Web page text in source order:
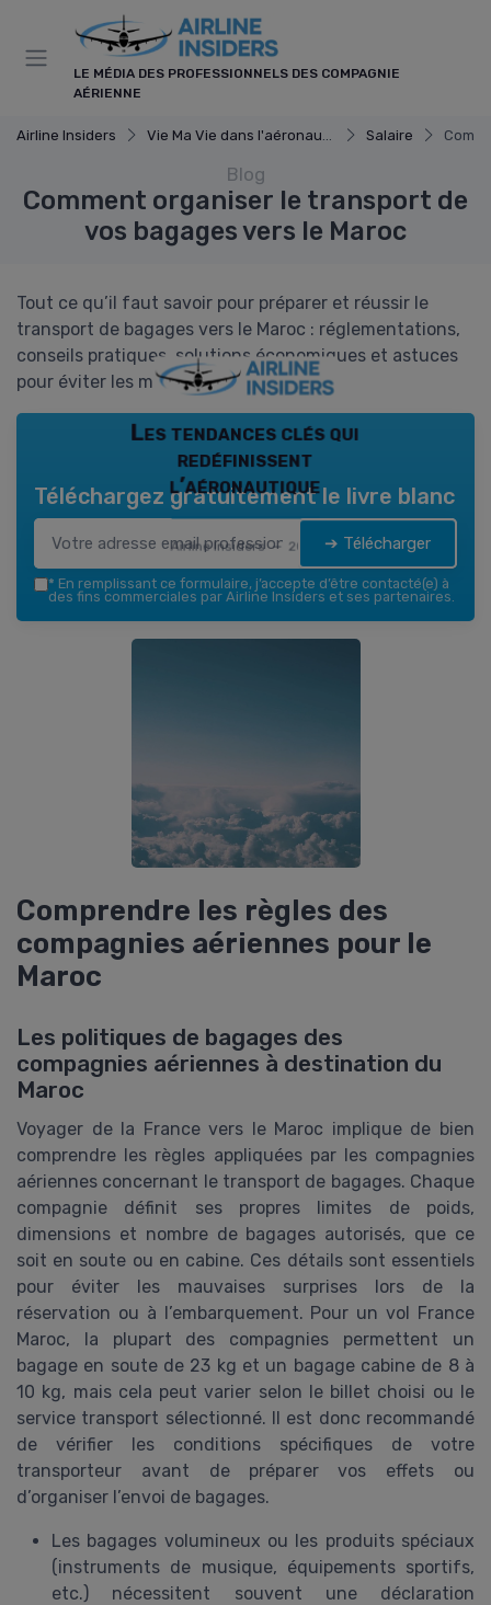
LE MÉDIA DES PROFESSIONNELS DES COMPAGNIE
AÉRIENNE
Airline Insiders Vie Ma Vie dans l'aéronautique Salaire
Blog
Comment organiser le transport de
vos bagages vers le Maroc
Tout ce qu’il faut savoir pour préparer et réussir le
transport de bagages vers le Maroc : réglementations,
conseils pratiques, solutions économiques et astuces
pour éviter les mauvaises surprises.
Les tendances clés qui
redéfinissent
l’aéronautique
Airline Insiders — 2026
Téléchargez gratuitement le livre blanc
➔ Télécharger
* En remplissant ce formulaire, j’accepte d’être contacté(e) à
des fins commerciales par Airline Insiders et ses partenaires.
Comprendre les règles des
compagnies aériennes pour le
Maroc
Les politiques de bagages des
compagnies aériennes à destination du
Maroc
Voyager de la France vers le Maroc implique de bien
comprendre les règles appliquées par les compagnies
aériennes concernant le transport de bagages. Chaque
compagnie définit ses propres limites de poids,
dimensions et nombre de bagages autorisés, que ce
soit en soute ou en cabine. Ces détails sont essentiels
pour éviter les mauvaises surprises lors de la
réservation ou à l’embarquement. Pour un vol France
Maroc, la plupart des compagnies permettent un
bagage en soute de 23 kg et un bagage cabine de 8 à
10 kg, mais cela peut varier selon le billet choisi ou le
service transport sélectionné. Il est donc recommandé
de vérifier les conditions spécifiques de votre
transporteur avant de préparer vos effets ou
d’organiser l’envoi de bagages.
Les bagages volumineux ou les produits spéciaux
(instruments de musique, équipements sportifs,
etc.) nécessitent souvent une déclaration
Panneau de gestion des cookies